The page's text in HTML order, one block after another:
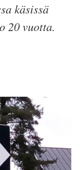
käsissä
20 vuotta.